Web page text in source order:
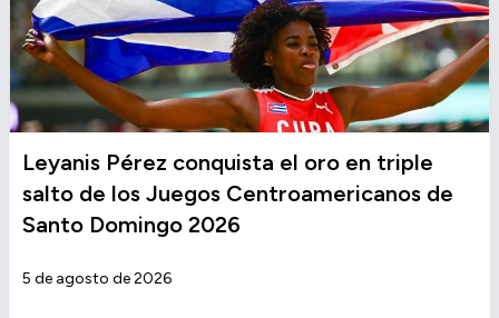
Leyanis Pérez conquista el oro en triple
salto de los Juegos Centroamericanos de
Santo Domingo 2026
5 de agosto de 2026